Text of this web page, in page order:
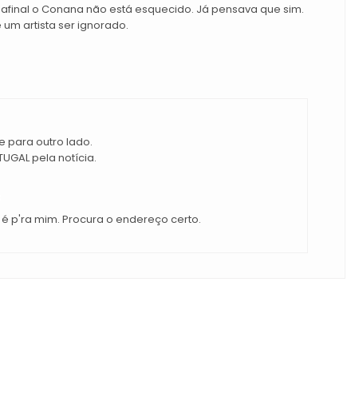
o Conana não está esquecido. Já pensava que sim.
artista ser ignorado.
para outro lado.
pela notícia.
p'ra mim. Procura o endereço certo.